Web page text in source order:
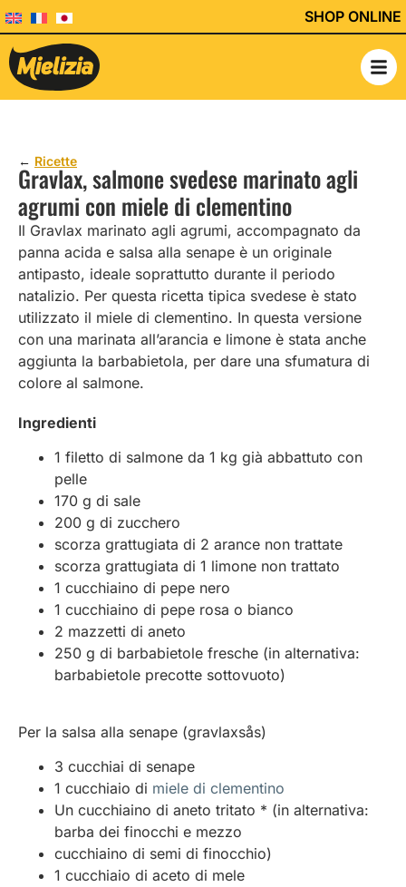
SHOP ONLINE
← Ricette
Gravlax, salmone svedese marinato agli
agrumi con miele di clementino
Il Gravlax marinato agli agrumi, accompagnato da
panna acida e salsa alla senape è un originale
antipasto, ideale soprattutto durante il periodo
natalizio. Per questa ricetta tipica svedese è stato
utilizzato il miele di clementino. In questa versione
con una marinata all’arancia e limone è stata anche
aggiunta la barbabietola, per dare una sfumatura di
colore al salmone.
Ingredienti
1 filetto di salmone da 1 kg già abbattuto con
pelle
170 g di sale
200 g di zucchero
scorza grattugiata di 2 arance non trattate
scorza grattugiata di 1 limone non trattato
1 cucchiaino di pepe nero
1 cucchiaino di pepe rosa o bianco
2 mazzetti di aneto
250 g di barbabietole fresche (in alternativa:
barbabietole precotte sottovuoto)
Per la salsa alla senape (gravlaxsås)
3 cucchiai di senape
1 cucchiaio di miele di clementino
Un cucchiaino di aneto tritato * (in alternativa:
barba dei finocchi e mezzo
cucchiaino di semi di finocchio)
1 cucchiaio di aceto di mele